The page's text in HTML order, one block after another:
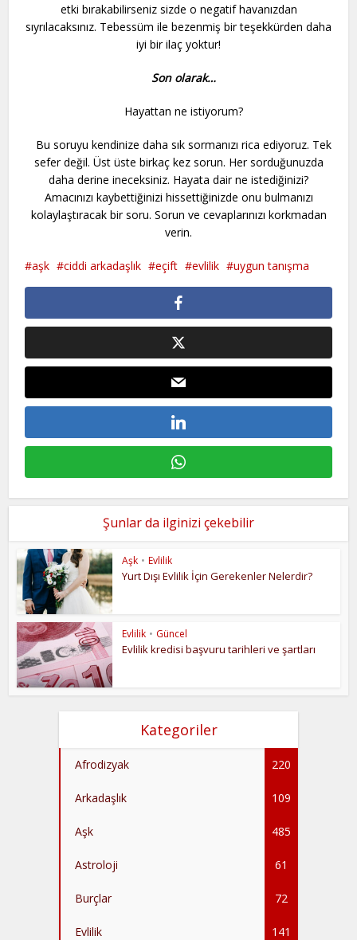
etki bırakabilirseniz sizde o negatif havanızdan
sıyrılacaksınız. Tebessüm ile bezenmiş bir teşekkürden daha
iyi bir ilaç yoktur!
Son olarak…
Hayattan ne istiyorum?
Bu soruyu kendinize daha sık sormanızı rica ediyoruz. Tek
sefer değil. Üst üste birkaç kez sorun. Her sorduğunuzda
daha derine ineceksiniz. Hayata dair ne istediğinizi?
Amacınızı kaybettiğinizi hissettiğinizde onu bulmanızı
kolaylaştıracak bir soru. Sorun ve cevaplarınızı korkmadan
verin.
aşk ciddi arkadaşlık eçift evlilik uygun tanışma
Şunlar da ilginizi çekebilir
Aşk • Evlilik
Yurt Dışı Evlilik İçin Gerekenler Nelerdir?
Evlilik • Güncel
Evlilik kredisi başvuru tarihleri ve şartları
Kategoriler
Afrodizyak 220
Arkadaşlık 109
Aşk 485
Astroloji 61
Burçlar 72
Evlilik 141